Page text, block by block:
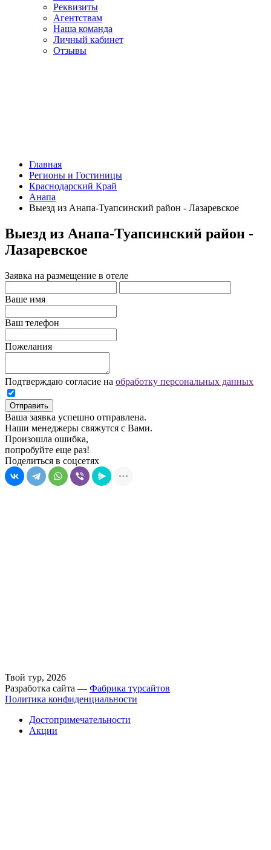
Реквизиты
Агентствам
Наша команда
Личный кабинет
Отзывы
Главная
Регионы и Гостиницы
Краснодарский Край
Анапа
Выезд из Анапа-Туапсинский район - Лазаревское
Выезд из Анапа-Туапсинский район -
Лазаревское
Заявка на размещение в отеле
Ваше имя
Ваш телефон
Пожелания
Подтверждаю согласие на обработку персональных данных
Отправить
Ваша заявка успешно отправлена.
Наши менеджеры свяжутся с Вами.
Произошла ошибка,
попробуйте еще раз!
Поделиться в соцсетях
Твой тур, 2026
Разработка сайта — Фабрика турсайтов
Политика конфиденциальности
Достопримечательности
Акции